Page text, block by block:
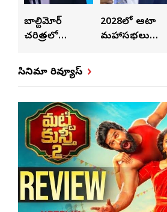
బాల్టిమోర్
చరిత్రలో
వేడుక ఇది: శ్రీధర్
2028లో ఆటా
మహాసభలు
సినిమా రివ్యూస్